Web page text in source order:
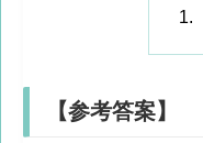
【参考答案】